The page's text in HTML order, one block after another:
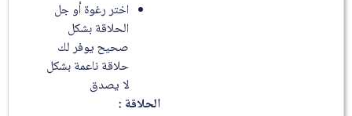
اختر رغوة أو جل
الحلاقة بشكل
صحيح يوفر لك
حلاقة ناعمة بشكل
لا يصدق
الحلاقة :